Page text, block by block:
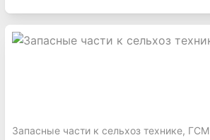
Запасные части к сельхоз технике, ГСМ